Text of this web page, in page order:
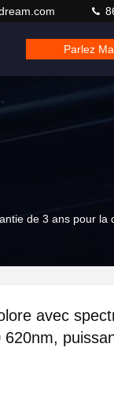
Parlez
de 3 ans pour la
avec
décoration